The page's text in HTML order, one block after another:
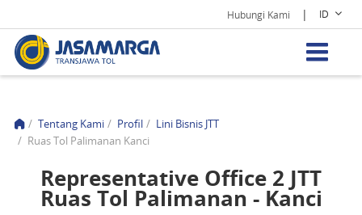
Hubungi Kami | ID
/ Tentang Kami / Profil / Lini Bisnis JTT
/ Ruas Tol Palimanan Kanci
Representative Office 2 JTT
Ruas Tol Palimanan - Kanci